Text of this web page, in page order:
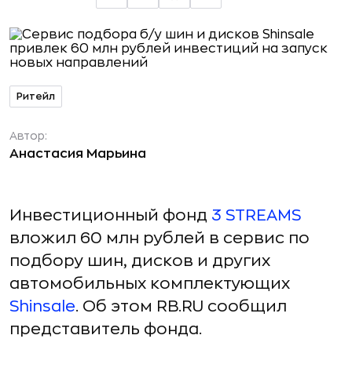
Ритейл
Автор:
Анастасия Марьина
Инвестиционный фонд 3 STREAMS
вложил 60 млн рублей в сервис по
подбору шин, дисков и других
автомобильных комплектующих
Shinsale. Об этом RB.RU сообщил
представитель фонда.